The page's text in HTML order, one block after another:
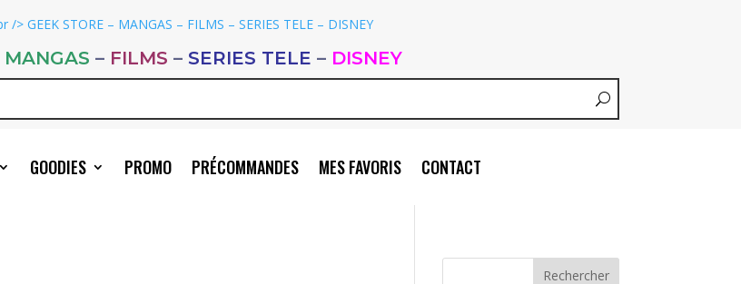
MANGAS – FILMS – SERIES TELE – DISNEY
GOODIES PROMO PRÉCOMMANDES MES FAVORIS CONTACT